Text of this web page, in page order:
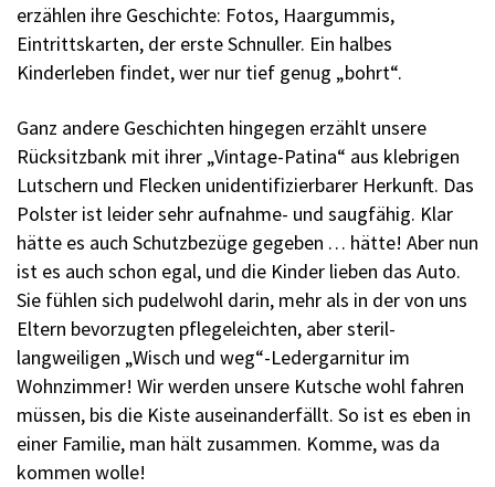
erzählen ihre Geschichte: Fotos, Haargummis,
Eintrittskarten, der erste Schnuller. Ein halbes
Kinderleben findet, wer nur tief genug „bohrt“.
Ganz andere Geschichten hingegen erzählt unsere
Rücksitzbank mit ihrer „Vintage-Patina“ aus klebrigen
Lutschern und Flecken unidentifizierbarer Herkunft. Das
Polster ist leider sehr aufnahme- und saugfähig. Klar
hätte es auch Schutzbezüge gegeben . . . hätte! Aber nun
ist es auch schon egal, und die Kinder lieben das Auto.
Sie fühlen sich pudelwohl darin, mehr als in der von uns
Eltern bevorzugten pflegeleichten, aber steril-
langweiligen „Wisch und weg“-Ledergarnitur im
Wohnzimmer! Wir werden unsere Kutsche wohl fahren
müssen, bis die Kiste auseinanderfällt. So ist es eben in
einer Familie, man hält zusammen. Komme, was da
kommen wolle!